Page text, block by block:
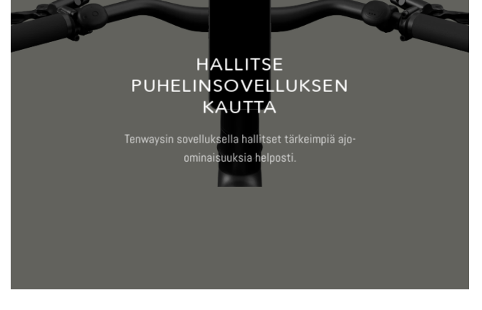
HALLITSE
PUHELINSOVELLUKSEN
KAUTTA
Tenwaysin sovelluksella hallitset tärkeimpiä ajo-
ominaisuuksia helposti.